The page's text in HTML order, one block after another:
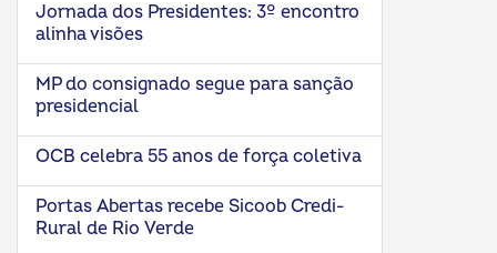
Jornada dos Presidentes: 3º encontro
alinha visões
MP do consignado segue para sanção
presidencial
OCB celebra 55 anos de força coletiva
Portas Abertas recebe Sicoob Credi-
Rural de Rio Verde